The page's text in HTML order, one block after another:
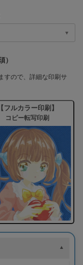
）
すので、詳細な印刷サ
【フルカラー印刷】
コピー転写印刷